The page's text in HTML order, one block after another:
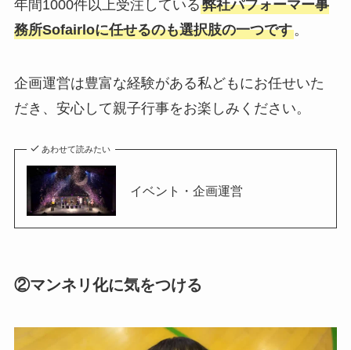
年間1000件以上受注している弊社パフォーマー事
務所Sofairloに任せるのも選択肢の一つです。
企画運営は豊富な経験がある私どもにお任せいた
だき、安心して親子行事をお楽しみください。
あわせて読みたい
イベント・企画運営
②マンネリ化に気をつける